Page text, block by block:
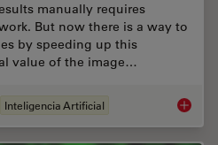
manually requires
But now there is a way to
by speeding up this
value of the image…
Inteligencia Artificial The AI-